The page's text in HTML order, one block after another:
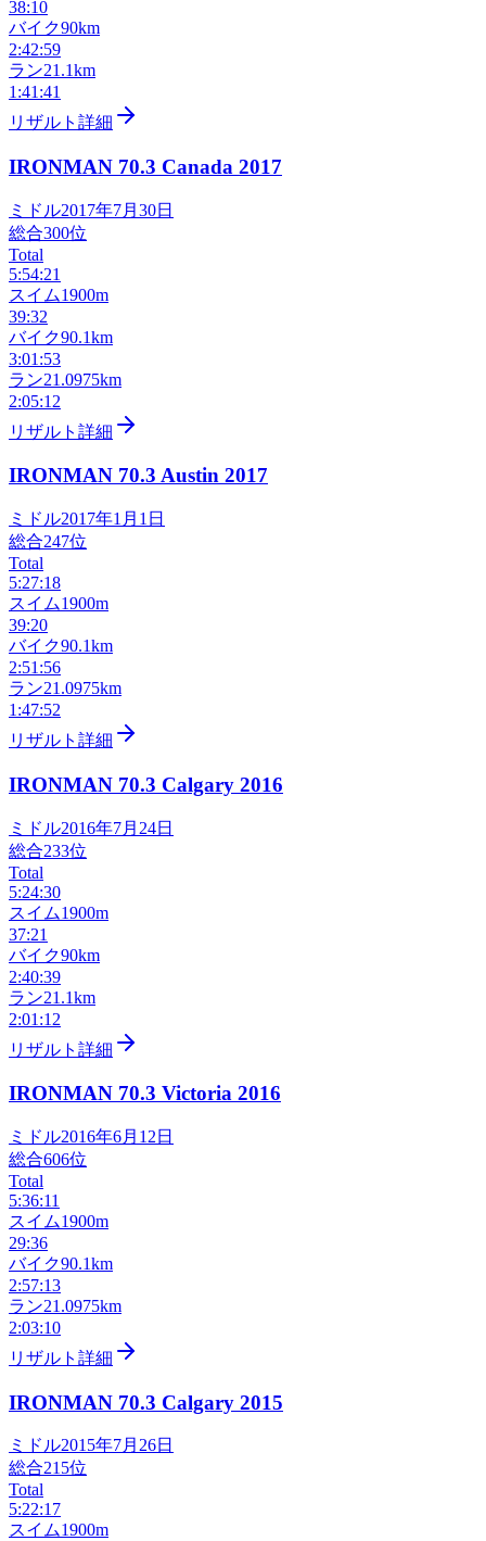
38:10
バイク90km
2:42:59
ラン21.1km
1:41:41
リザルト詳細
IRONMAN 70.3 Canada 2017
ミドル2017年7月30日
総合300位
Total
5:54:21
スイム1900m
39:32
バイク90.1km
3:01:53
ラン21.0975km
2:05:12
リザルト詳細
IRONMAN 70.3 Austin 2017
ミドル2017年1月1日
総合247位
Total
5:27:18
スイム1900m
39:20
バイク90.1km
2:51:56
ラン21.0975km
1:47:52
リザルト詳細
IRONMAN 70.3 Calgary 2016
ミドル2016年7月24日
総合233位
Total
5:24:30
スイム1900m
37:21
バイク90km
2:40:39
ラン21.1km
2:01:12
リザルト詳細
IRONMAN 70.3 Victoria 2016
ミドル2016年6月12日
総合606位
Total
5:36:11
スイム1900m
29:36
バイク90.1km
2:57:13
ラン21.0975km
2:03:10
リザルト詳細
IRONMAN 70.3 Calgary 2015
ミドル2015年7月26日
総合215位
Total
5:22:17
スイム1900m